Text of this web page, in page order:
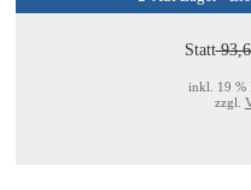
Statt
inkl. 19 %
zzgl.